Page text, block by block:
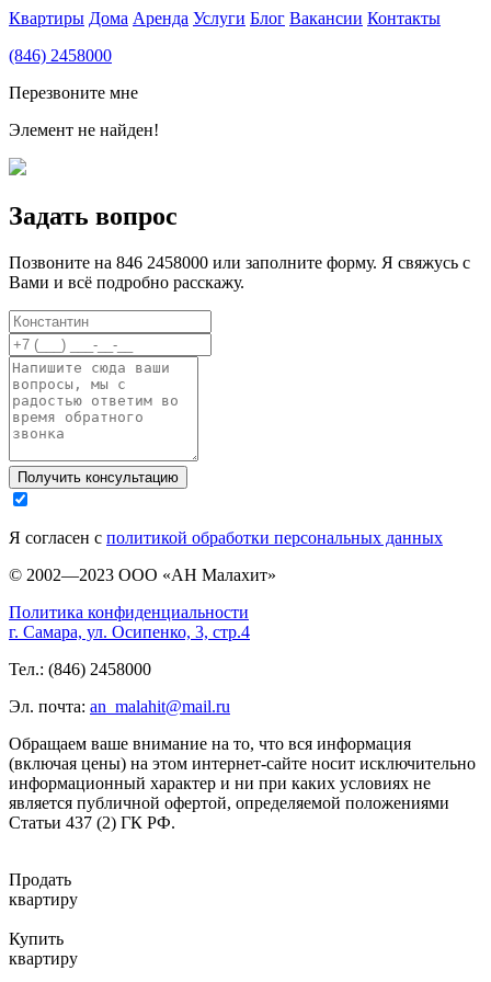
Квартиры Дома Аренда Услуги Блог Вакансии Контакты
(846) 2458000
Перезвоните мне
Элемент не найден!
Задать вопрос
Позвоните на 846 2458000 или заполните форму. Я свяжусь с
Вами и всё подробно расскажу.
Я согласен с политикой обработки персональных данных
© 2002—2023 ООО «АН Малахит»
Политика конфиденциальности
г. Самара, ул. Осипенко, 3, стр.4
Тел.: (846) 2458000
Эл. почта: an_malahit@mail.ru
Обращаем ваше внимание на то, что вся информация
(включая цены) на этом интернет-сайте носит исключительно
информационный характер и ни при каких условиях не
является публичной офертой, определяемой положениями
Статьи 437 (2) ГК РФ.
Продать
квартиру
Купить
квартиру